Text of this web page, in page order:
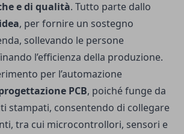
e di qualità. Tutto parte dallo
, per fornire un sostegno
sollevando le persone
l’efficienza della produzione.
per l’automazione
PCB, poiché funge da
stampati, consentendo di collegare
tra cui microcontrollori, sensori e